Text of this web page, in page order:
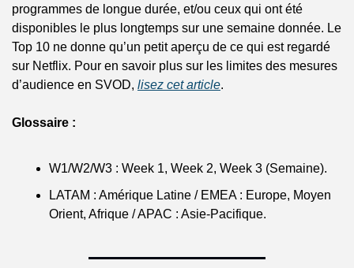
programmes de longue durée, et/ou ceux qui ont été
disponibles le plus longtemps sur une semaine donnée. Le
Top 10 ne donne qu’un petit aperçu de ce qui est regardé
sur Netflix. Pour en savoir plus sur les limites des mesures
d’audience en SVOD, lisez cet article.
Glossaire :
W1/W2/W3 : Week 1, Week 2, Week 3 (Semaine).
LATAM : Amérique Latine / EMEA : Europe, Moyen
Orient, Afrique / APAC : Asie-Pacifique.